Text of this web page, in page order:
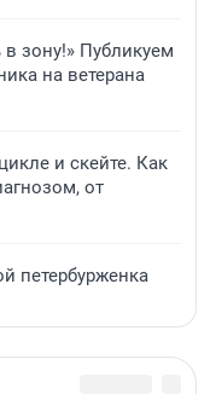
в зону!» Публикуем
на ветерана
и скейте. Как
от
петербурженка